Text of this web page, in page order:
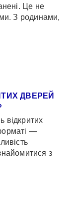
Це не
З родинами,
ДВЕРЕЙ
—
з